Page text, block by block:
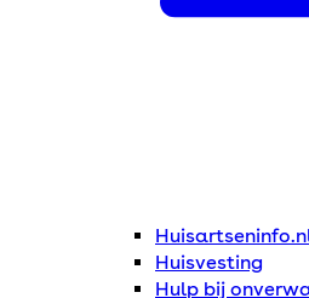
Huisvesting
Hulp bij